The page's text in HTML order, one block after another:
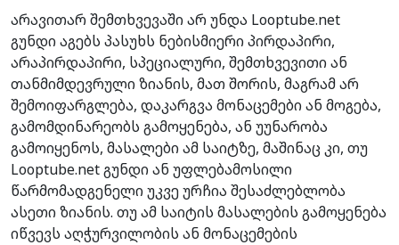
არავითარ შემთხვევაში არ უნდა Looptube.net
გუნდი აგებს პასუხს ნებისმიერი პირდაპირი,
არაპირდაპირი, სპეციალური, შემთხვევითი ან
თანმიმდევრული ზიანის, მათ შორის, მაგრამ არ
შემოიფარგლება, დაკარგვა მონაცემები ან მოგება,
გამომდინარეობს გამოყენება, ან უუნარობა
გამოიყენოს, მასალები ამ საიტზე, მაშინაც კი, თუ
Looptube.net გუნდი ან უფლებამოსილი
წარმომადგენელი უკვე ურჩია შესაძლებლობა
ასეთი ზიანის. თუ ამ საიტის მასალების გამოყენება
იწვევს აღჭურვილობის ან მონაცემების